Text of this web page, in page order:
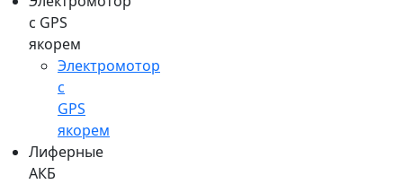
c GPS
якорем
Электромотор
c
GPS
якорем
Лиферные
АКБ